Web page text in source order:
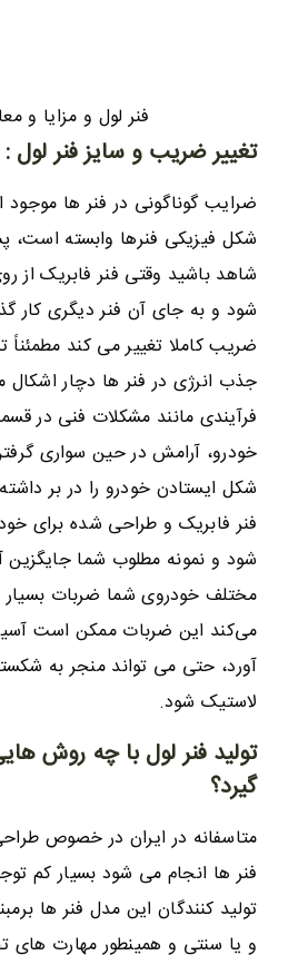
فنر لول و مزایا و
تغییر ضریب و سایز فنر لول :
ضرایب گوناگونی در فنر ها
شکل فیزیکی فنرها وابسته است،
شاهد باشید وقتی فنر فابریک از
شود و به جای آن فنر دیگری کار
ضریب کاملا تغییر می کند مطمئناً
جذب انرژی در فنر ها دچار
فرآیندی مانند مشکلات فنی در
خودرو، آرامش در حین سواری
شکل ایستادن خودرو را در بر
فنر فابریک و طراحی شده برای
شود و نمونه مطلوب شما
مختلف خودروی شما ضربات
می‌کند این ضربات ممکن است
آورد، حتی می تواند منجر به
لاستیک شود.
تولید فنر لول با چه روش
گیرد؟
متاسفانه در ایران در خصوص
فنر ها انجام می شود بسیار کم
تولید کنندگان این مدل فنر ها
و یا سنتی و همینطور مهارت های